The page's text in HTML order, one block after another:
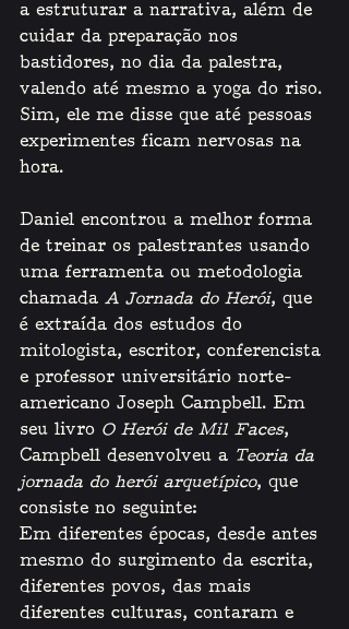
a estruturar a narrativa, além de
cuidar da preparação nos
bastidores, no dia da palestra,
valendo até mesmo a yoga do riso.
Sim, ele me disse que até pessoas
experimentes ficam nervosas na
hora.
Daniel encontrou a melhor forma
de treinar os palestrantes usando
uma ferramenta ou metodologia
chamada A Jornada do Herói, que
é extraída dos estudos do
mitologista, escritor, conferencista
e professor universitário norte-
americano Joseph Campbell. Em
seu livro O Herói de Mil Faces,
Campbell desenvolveu a Teoria da
jornada do herói arquetípico, que
consiste no seguinte:
Em diferentes épocas, desde antes
mesmo do surgimento da escrita,
diferentes povos, das mais
diferentes culturas, contaram e